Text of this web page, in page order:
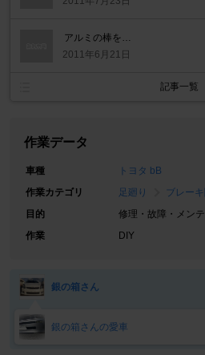
アルミの棒を…
2011年6月21日
記事一覧
作業データ
車種
トヨタ bB
作業カテゴリ
足廻り ブレー
目的
修理・故障・メン
作業
DIY
銀の箱さん
銀の箱さんの愛車